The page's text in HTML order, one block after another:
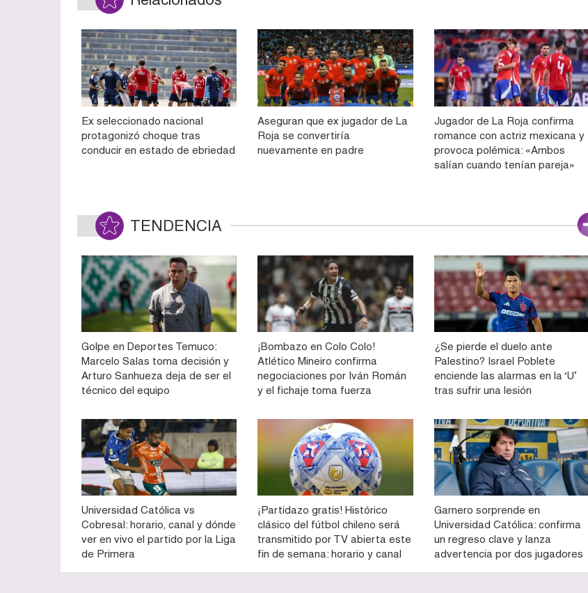
Ex seleccionado nacional
protagonizó choque tras
conducir en estado de ebriedad
Aseguran que ex jugador de La
Roja se convertiría
nuevamente en padre
Jugador de La Roja confirma
romance con actriz mexicana y
provoca polémica: «Ambos
salían cuando tenían pareja»
TENDENCIA
Golpe en Deportes Temuco:
Marcelo Salas toma decisión y
Arturo Sanhueza deja de ser el
técnico del equipo
¡Bombazo en Colo Colo!
Atlético Mineiro confirma
negociaciones por Iván Román
y el fichaje toma fuerza
¿Se pierde el duelo ante
Palestino? Israel Poblete
enciende las alarmas en la ‘U’
tras sufrir una lesión
Universidad Católica vs
Cobresal: horario, canal y dónde
ver en vivo el partido por la Liga
de Primera
¡Partidazo gratis! Histórico
clásico del fútbol chileno será
transmitido por TV abierta este
fin de semana: horario y canal
Garnero sorprende en
Universidad Católica: confirma
un regreso clave y lanza
advertencia por dos jugadores